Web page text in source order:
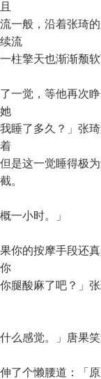
一般，沿着张琦
流
柱擎天也渐渐颓软
觉，等他再次睁
睡了多久？」张
是这一觉睡得极
。
小时。」
的按摩手段还真
腿酸麻了吧？」
感觉。」唐果笑
个懒腰道：「原